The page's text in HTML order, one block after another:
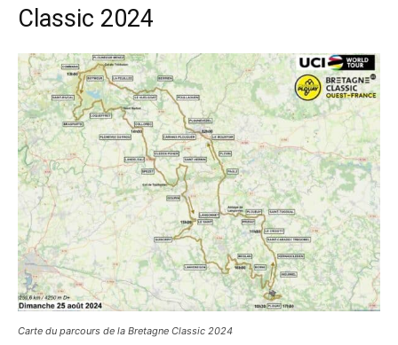
Classic 2024
Carte du parcours de la Bretagne Classic 2024